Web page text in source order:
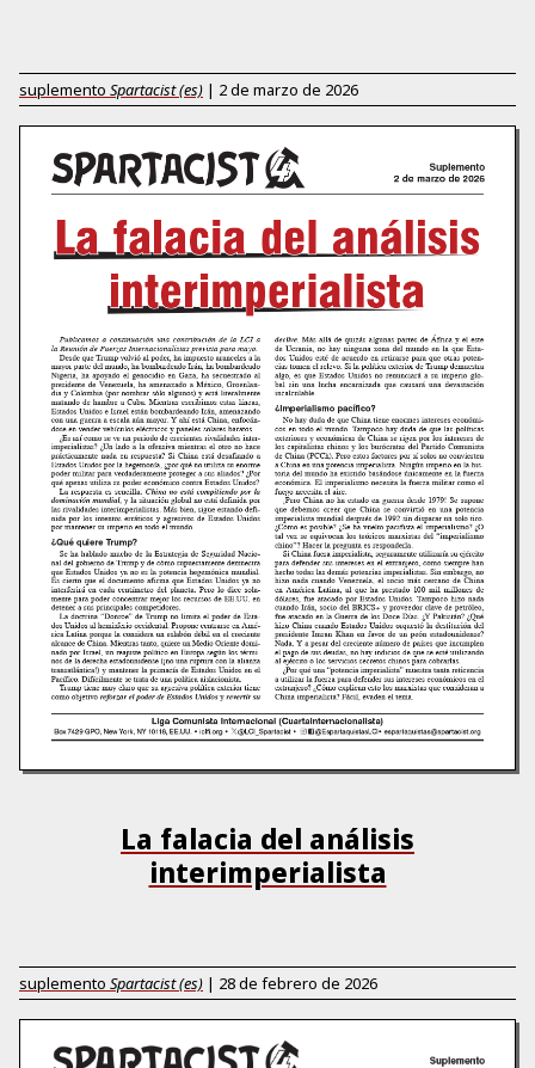
suplemento Spartacist (es) | 2 de marzo de 2026
La falacia del análisis
interimperialista
suplemento Spartacist (es) | 28 de febrero de 2026